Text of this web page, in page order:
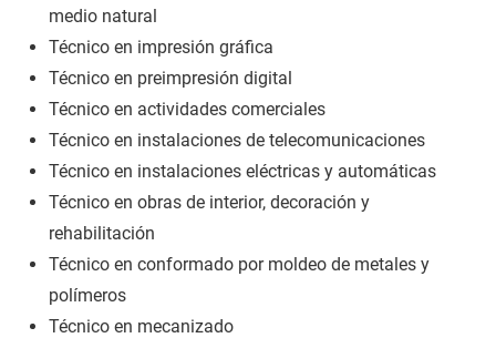
medio natural
Técnico en impresión gráfica
Técnico en preimpresión digital
Técnico en actividades comerciales
Técnico en instalaciones de telecomunicaciones
Técnico en instalaciones eléctricas y automáticas
Técnico en obras de interior, decoración y
rehabilitación
Técnico en conformado por moldeo de metales y
polímeros
Técnico en mecanizado